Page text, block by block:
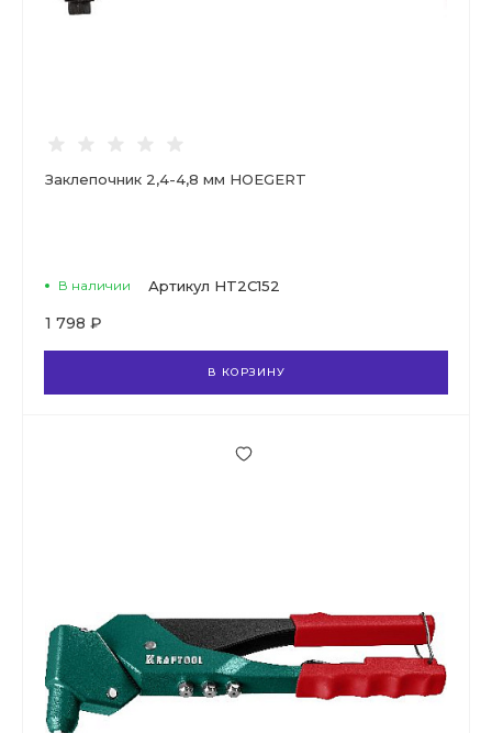
Заклепочник 2,4-4,8 мм HOEGERT
В наличии Артикул HT2C152
1 798 ₽
В КОРЗИНУ